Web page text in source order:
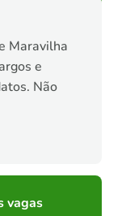
Maravilha
e
Não
vagas